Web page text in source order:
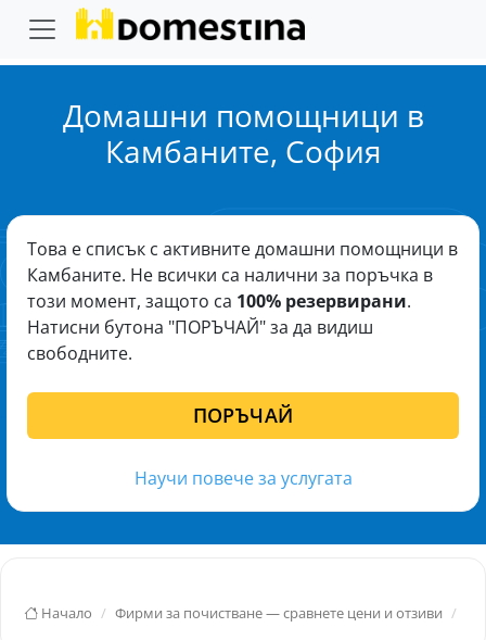
Домашни помощници в
Камбаните, София
Това е списък с активните домашни помощници в
Камбаните. Не всички са налични за поръчка в
този момент, защото са 100% резервирани.
Натисни бутона "ПОРЪЧАЙ" за да видиш
свободните.
ПОРЪЧАЙ
Научи повече за услугата
Начало Фирми за почистване — сравнете цени и отзиви